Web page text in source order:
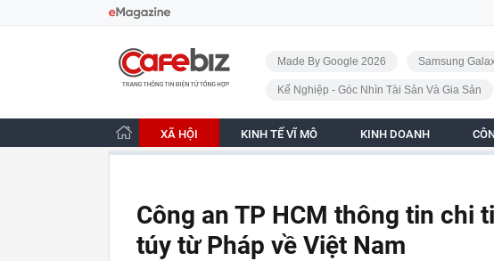
CafeBiz - Trang chủ
Made By Google 2026 Samsung
Kế Nghiệp - Góc Nhìn Tài Sản Và Gia Sản
XÃ HỘI KINH TẾ VĨ MÔ KINH DOANH
Công an TP HCM thông tin chi
túy từ Pháp về Việt Nam